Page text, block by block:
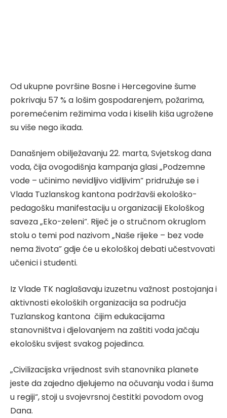
Od ukupne površine Bosne i Hercegovine šume
pokrivaju 57 % a lošim gospodarenjem, požarima,
poremećenim režimima voda i kiselih kiša ugrožene
su više nego ikada.
Današnjem obilježavanju 22. marta, Svjetskog dana
voda, čija ovogodišnja kampanja glasi „Podzemne
vode – učinimo nevidljivo vidljivim“ pridružuje se i
Vlada Tuzlanskog kantona podržavši ekološko-
pedagošku manifestaciju u organizaciji Ekološkog
saveza „Eko-zeleni“. Riječ je o stručnom okruglom
stolu o temi pod nazivom „Naše rijeke – bez vode
nema života” gdje će u ekološkoj debati učestvovati
učenici i studenti.
Iz Vlade TK naglašavaju izuzetnu važnost postojanja i
aktivnosti ekoloških organizacija sa područja
Tuzlanskog kantona čijim edukacijama
stanovništva i djelovanjem na zaštiti voda jačaju
ekološku svijest svakog pojedinca.
„Civilizacijska vrijednost svih stanovnika planete
jeste da zajedno djelujemo na očuvanju voda i šuma
u regiji“, stoji u svojevrsnoj čestitki povodom ovog
Dana.